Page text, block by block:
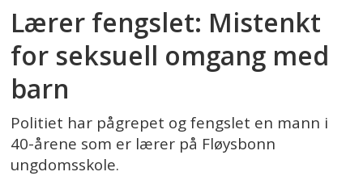
Lærer fengslet: Mistenkt
for seksuell omgang med
barn
Politiet har pågrepet og fengslet en mann i
40-årene som er lærer på Fløysbonn
ungdomsskole.